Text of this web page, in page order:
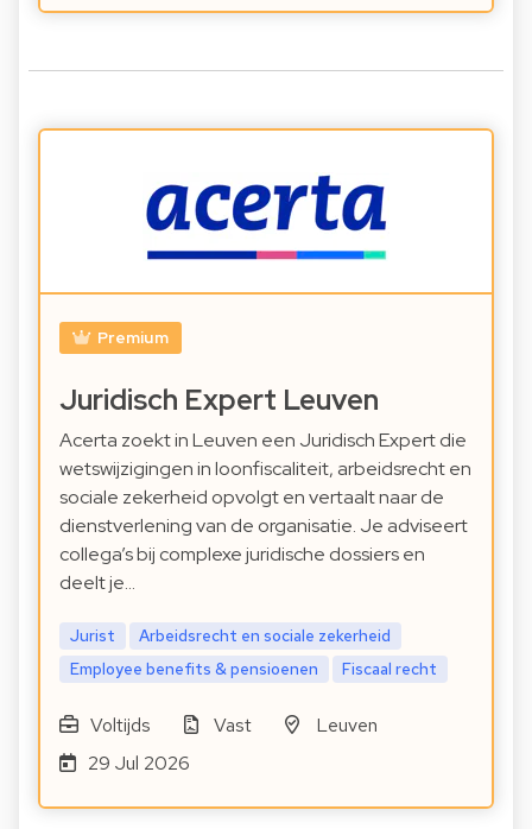
Premium
Juridisch Expert Leuven
Acerta zoekt in Leuven een Juridisch Expert die
wetswijzigingen in loonfiscaliteit, arbeidsrecht en
sociale zekerheid opvolgt en vertaalt naar de
dienstverlening van de organisatie. Je adviseert
collega’s bij complexe juridische dossiers en
deelt je…
Jurist
Arbeidsrecht en sociale zekerheid
Employee benefits & pensioenen
Fiscaal recht
Voltijds Vast
Leuven
29 Jul 2026